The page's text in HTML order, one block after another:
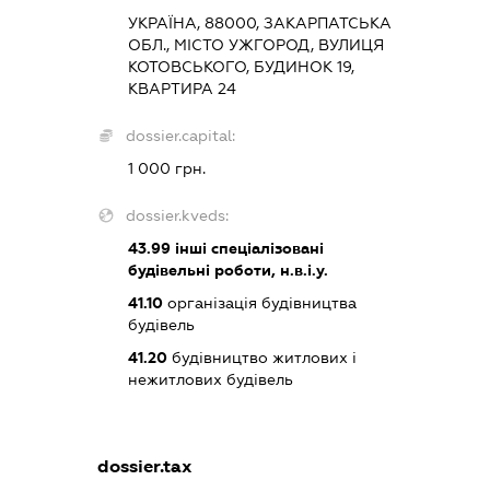
УКРАЇНА, 88000, ЗАКАРПАТСЬКА
ОБЛ., МІСТО УЖГОРОД, ВУЛИЦЯ
КОТОВСЬКОГО, БУДИНОК 19,
КВАРТИРА 24
dossier.capital:
1 000 грн.
dossier.kveds:
43.99 інші спеціалізовані
будівельні роботи, н.в.і.у.
41.10 організація будівництва
будівель
41.20 будівництво житлових і
нежитлових будівель
dossier.tax